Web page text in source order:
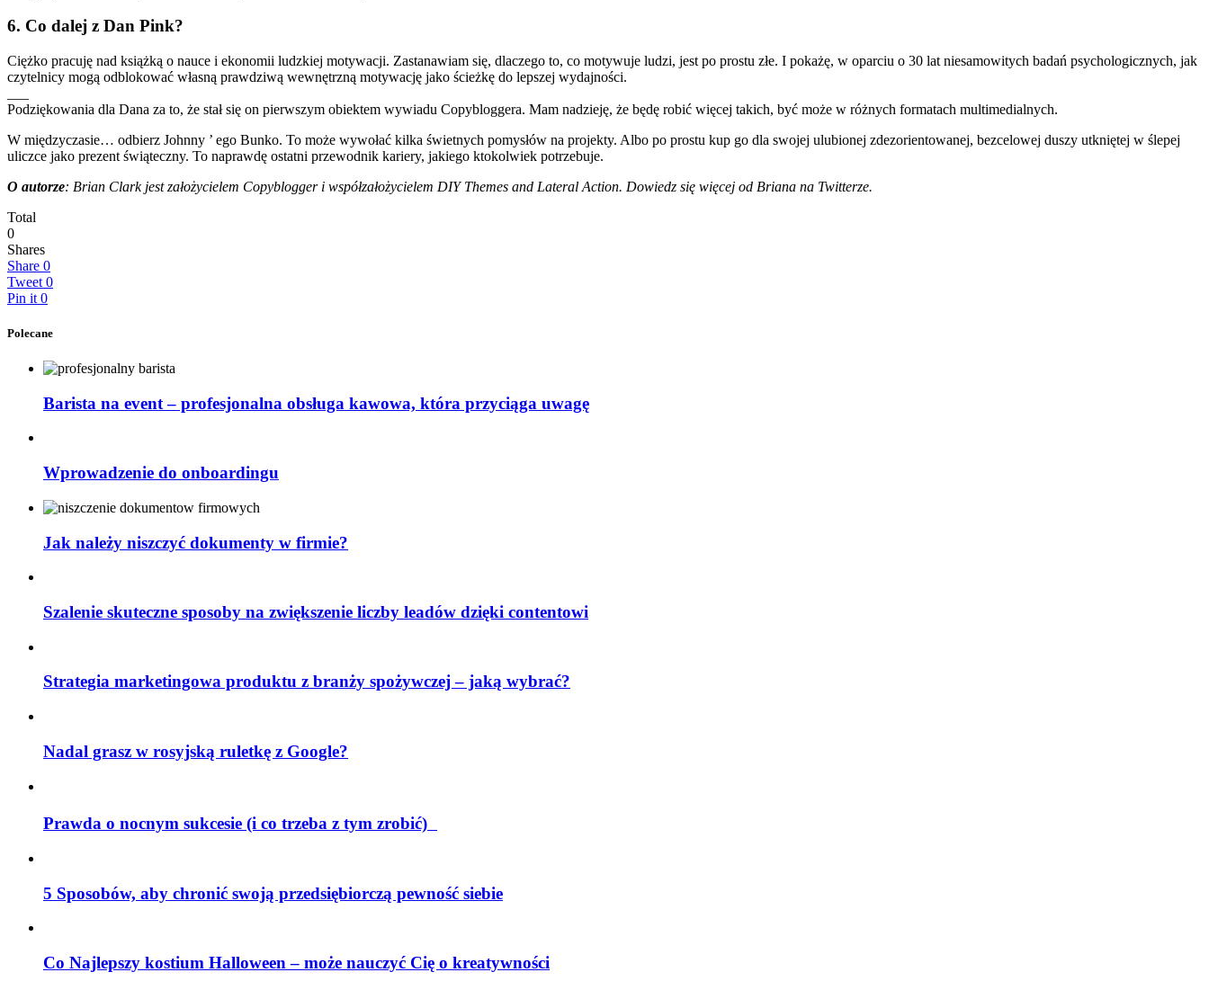
6. Co dalej z Dan Pink?
Ciężko pracuję nad książką o nauce i ekonomii ludzkiej motywacji. Zastanawiam się, dlaczego to, co motywuje ludzi, jest po prostu złe. I pokażę, w oparciu o 30 lat niesamowitych badań psychologicznych, jak
czytelnicy mogą odblokować własną prawdziwą wewnętrzną motywację jako ścieżkę do lepszej wydajności.
Podziękowania dla Dana za to, że stał się on pierwszym obiektem wywiadu Copybloggera. Mam nadzieję, że będę robić więcej takich, być może w różnych formatach multimedialnych.
W międzyczasie… odbierz Johnny ’ ego Bunko. To może wywołać kilka świetnych pomysłów na projekty. Albo po prostu kup go dla swojej ulubionej zdezorientowanej, bezcelowej duszy utkniętej w ślepej
uliczce jako prezent świąteczny. To naprawdę ostatni przewodnik kariery, jakiego ktokolwiek potrzebuje.
O autorze: Brian Clark jest założycielem Copyblogger i współzałożycielem DIY Themes and Lateral Action. Dowiedz się więcej od Briana na Twitterze.
Total
0
Shares
Share 0
Tweet 0
Pin it 0
Polecane
Barista na event – profesjonalna obsługa kawowa, która przyciąga uwagę
Wprowadzenie do onboardingu
Jak należy niszczyć dokumenty w firmie?
Szalenie skuteczne sposoby na zwiększenie liczby leadów dzięki contentowi
Strategia marketingowa produktu z branży spożywczej – jaką wybrać?
Nadal grasz w rosyjską ruletkę z Google?
Prawda o nocnym sukcesie (i co trzeba z tym zrobić)
5 Sposobów, aby chronić swoją przedsiębiorczą pewność siebie
Co Najlepszy kostium Halloween – może nauczyć Cię o kreatywności